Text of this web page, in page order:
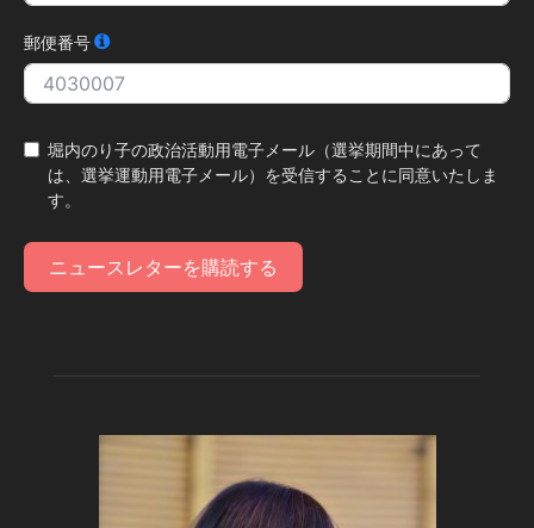
郵便番号
堀内のり子の政治活動用電子メール（選挙期間中にあって
は、選挙運動用電子メール）を受信することに同意いたしま
す。
ニュースレターを購読する